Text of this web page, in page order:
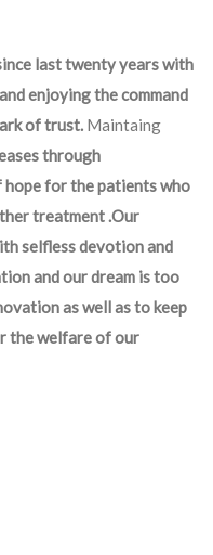
last twenty years with
enjoying the command
of trust. Maintaing
through
hope for the patients who
treatment .Our
selfless devotion and
and our dream is too
as well as to keep
the welfare of our